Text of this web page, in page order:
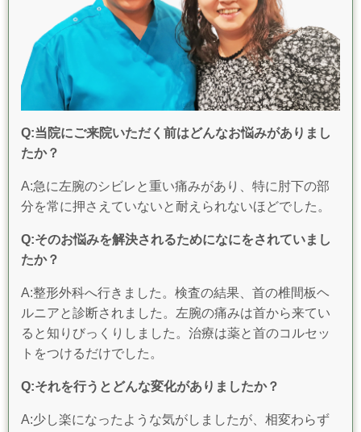
Q:当院にご来院いただく前はどんなお悩みがありまし
たか？
A:急に左腕のシビレと重い痛みがあり、特に肘下の部
分を常に押さえていないと耐えられないほどでした。
Q:そのお悩みを解決されるためになにをされていまし
たか？
A:整形外科へ行きました。検査の結果、首の椎間板ヘ
ルニアと診断されました。左腕の痛みは首から来てい
ると知りびっくりしました。治療は薬と首のコルセッ
トをつけるだけでした。
Q:それを行うとどんな変化がありましたか？
A:少し楽になったような気がしましたが、相変わらず